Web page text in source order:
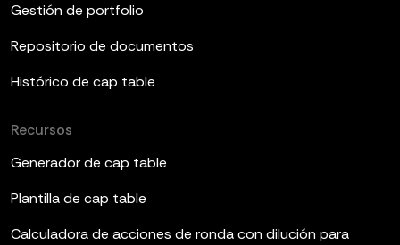
Gestión de portfolio
Repositorio de documentos
Histórico de cap table
Recursos
Generador de cap table
Plantilla de cap table
Calculadora de acciones de ronda con dilución para